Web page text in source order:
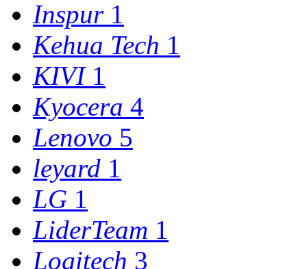
Inspur 1
Kehua Tech 1
KIVI 1
Kyocera 4
Lenovo 5
leyard 1
LG 1
LiderTeam 1
Logitech 3